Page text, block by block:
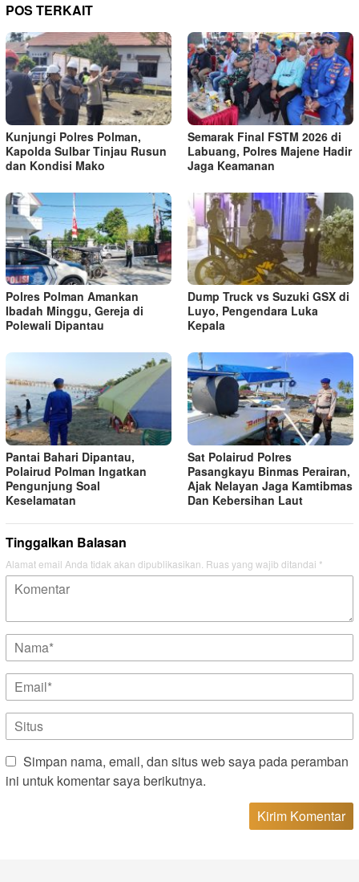
POS TERKAIT
Kunjungi Polres Polman,
Kapolda Sulbar Tinjau Rusun
dan Kondisi Mako
Semarak Final FSTM 2026 di
Labuang, Polres Majene Hadir
Jaga Keamanan
Polres Polman Amankan
Ibadah Minggu, Gereja di
Polewali Dipantau
Dump Truck vs Suzuki GSX di
Luyo, Pengendara Luka
Kepala
Pantai Bahari Dipantau,
Polairud Polman Ingatkan
Pengunjung Soal
Keselamatan
Sat Polairud Polres
Pasangkayu Binmas Perairan,
Ajak Nelayan Jaga Kamtibmas
Dan Kebersihan Laut
Tinggalkan Balasan
Alamat email Anda tidak akan dipublikasikan. Ruas yang wajib ditandai *
Simpan nama, email, dan situs web saya pada peramban
ini untuk komentar saya berikutnya.